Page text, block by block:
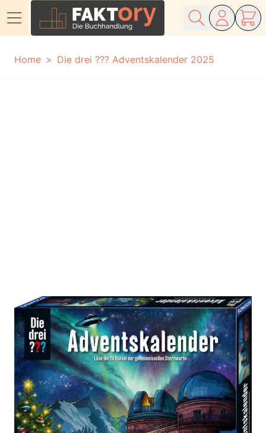
Home
Die drei ??? Adventskalender 2025
Die drei ???
Adventskalender
2025